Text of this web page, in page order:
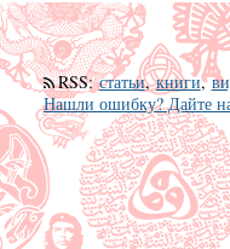
RSS:статьи,книги,
Нашли ошибку? Дайте